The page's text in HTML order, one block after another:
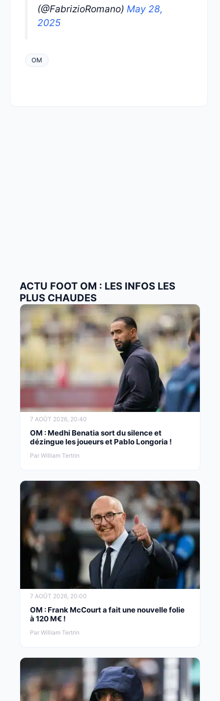
(@FabrizioRomano) May 28,
2025
OM
ACTU FOOT OM : LES INFOS LES
PLUS CHAUDES
7 AOÛT 2026, 20:40
OM : Medhi Benatia sort du silence et
dézingue les joueurs et Pablo Longoria !
Par William Tertrin
7 AOÛT 2026, 20:00
OM : Frank McCourt a fait une nouvelle folie
à 120 M€ !
Par William Tertrin